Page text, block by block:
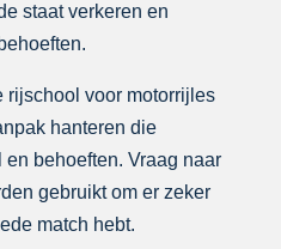
staat verkeren en
rijschool voor motorrijles
hanteren die
behoeften. Vraag naar
gebruikt om er zeker
match hebt.